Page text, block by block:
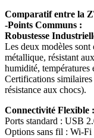
Comparatif entre la
-Points Communs :
Robustesse
Les deux modèles sont
métallique, résistant
humidité, températures
Certifications
résistance aux chocs).
Connectivité Flexible :
Ports standard : USB
Options sans fil : Wi-